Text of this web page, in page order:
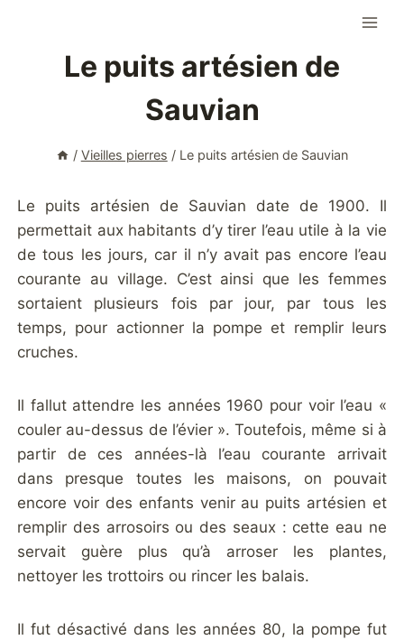
Le puits artésien de
Sauvian
/ Vieilles pierres / Le puits artésien de Sauvian
Le puits artésien de Sauvian date de 1900. Il
permettait aux habitants d’y tirer l’eau utile à la vie
de tous les jours, car il n’y avait pas encore l’eau
courante au village. C’est ainsi que les femmes
sortaient plusieurs fois par jour, par tous les
temps, pour actionner la pompe et remplir leurs
cruches.
Il fallut attendre les années 1960 pour voir l’eau «
couler au-dessus de l’évier ». Toutefois, même si à
partir de ces années-là l’eau courante arrivait
dans presque toutes les maisons, on pouvait
encore voir des enfants venir au puits artésien et
remplir des arrosoirs ou des seaux : cette eau ne
servait guère plus qu’à arroser les plantes,
nettoyer les trottoirs ou rincer les balais.
Il fut désactivé dans les années 80, la pompe fut